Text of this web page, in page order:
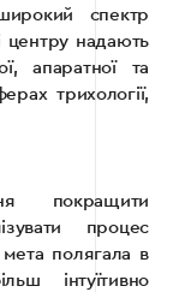
спектр
центру надають
апаратної та
трихології,
покращити
процес
мета полягала в
інтуїтивно